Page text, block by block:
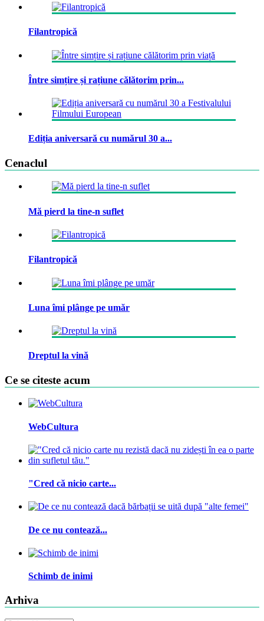
Filantropică
Între simțire și rațiune călătorim prin...
Ediția aniversară cu numărul 30 a...
Cenaclul
Mă pierd la tine-n suflet
Filantropică
Luna îmi plânge pe umăr
Dreptul la vină
Ce se citeste acum
WebCultura
"Cred că nicio carte...
De ce nu contează...
Schimb de inimi
Arhiva